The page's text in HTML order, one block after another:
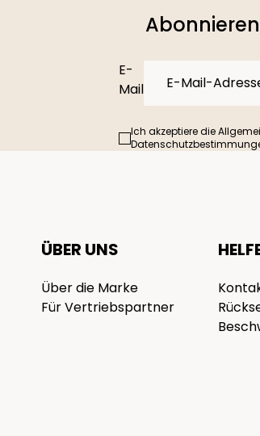
E-
Mail
Ich akzeptiere die
ÜBER UNS
Über die Marke
Für Vertriebspartner